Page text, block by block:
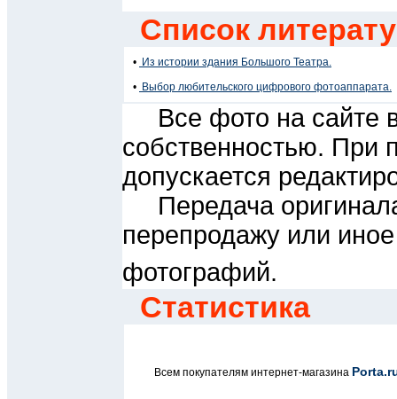
Список
• Из истории здания Большого Театра.
• Выбор любительского цифрового фотоаппарата.
Все фото на сайте
собственностью. При
допускается
Передача
перепродажу или
фотографий.
Статистика
Всем покупателям интернет-магазина